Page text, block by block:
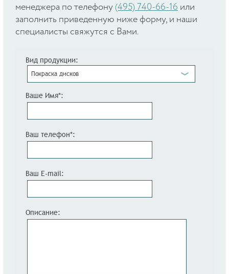
менеджера по телефону (495) 740-66-16 или
заполнить приведенную ниже форму, и наши
специалисты свяжутся с Вами.
Вид продукции:
Покраска дисков
Ваше Имя*:
Ваш телефон*:
Ваш E-mail:
Описание: